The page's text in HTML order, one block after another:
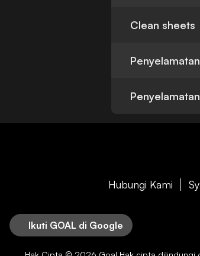
Clean sheets
Penyelamatan
Hubungi Kami
Ikuti GOAL di Google